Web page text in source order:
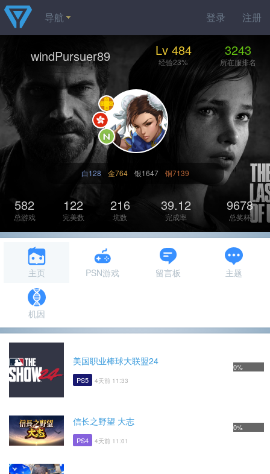
登录 注册
导航
windPursuer89 Lv 484
经验23%
3243
所在服排名
白128 金764 银1647 铜7139
582
总游戏
122
完美数
216
坑数
39.12
完成率
9678
总奖杯
主页 PSN游戏 留言板 主题
机因
美国职业棒球大联盟24
PS5 4天前 11:33
0%
信长之野望 大志
PS4 4天前 11:01
0%